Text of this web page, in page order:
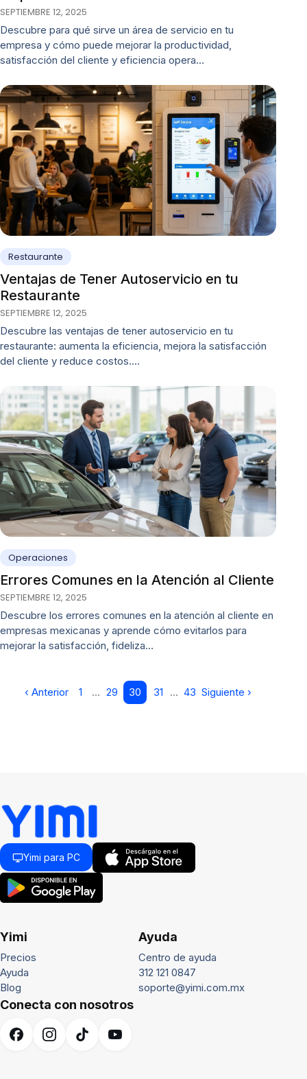
SEPTIEMBRE 12, 2025
Descubre para qué sirve un área de servicio en tu
empresa y cómo puede mejorar la productividad,
satisfacción del cliente y eficiencia opera…
Restaurante
Ventajas de Tener Autoservicio en tu
Restaurante
SEPTIEMBRE 12, 2025
Descubre las ventajas de tener autoservicio en tu
restaurante: aumenta la eficiencia, mejora la satisfacción
del cliente y reduce costos.…
Operaciones
Errores Comunes en la Atención al Cliente
SEPTIEMBRE 12, 2025
Descubre los errores comunes en la atención al cliente en
empresas mexicanas y aprende cómo evitarlos para
mejorar la satisfacción, fideliza…
‹ Anterior 1 … 29 30 31 … 43 Siguiente ›
Yimi para PC
Yimi
Precios
Ayuda
Blog
Ayuda
Centro de ayuda
312 121 0847
soporte@yimi.com.mx
Conecta con nosotros